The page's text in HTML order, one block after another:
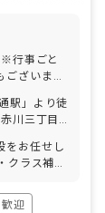
行事ごと
ございま
勤） ■有給
弔休暇
駅」より徒
川三丁目
駐輪場あり）
をお任せし
迎